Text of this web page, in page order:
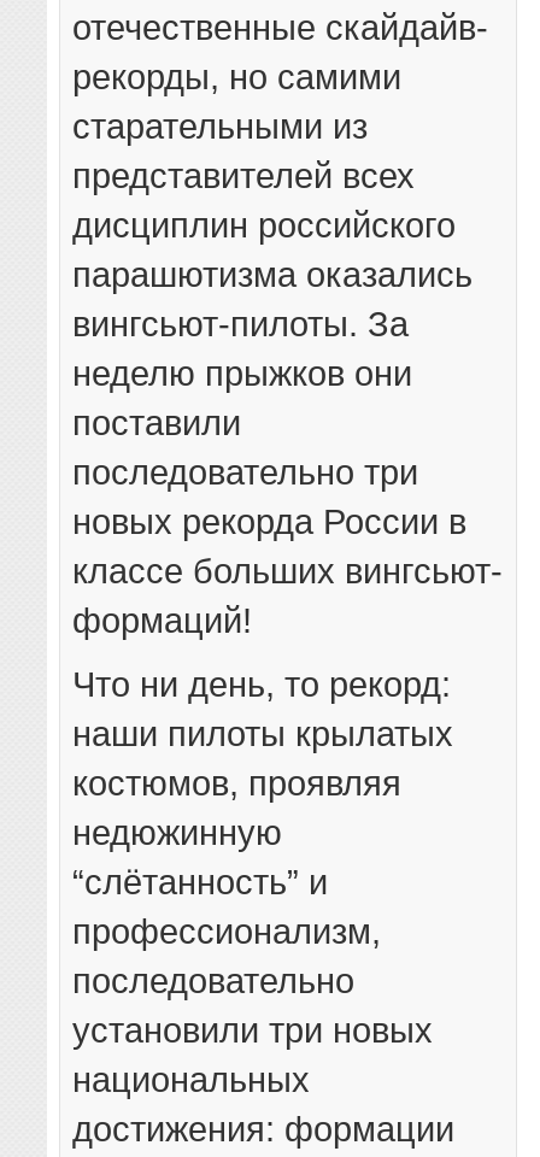
отечественные скайдайв-
рекорды, но самими
старательными из
представителей всех
дисциплин российского
парашютизма оказались
вингсьют-пилоты. За
неделю прыжков они
поставили
последовательно три
новых рекорда России в
классе больших вингсьют-
формаций!
Что ни день, то рекорд:
наши пилоты крылатых
костюмов, проявляя
недюжинную
“слётанность” и
профессионализм,
последовательно
установили три новых
национальных
достижения: формации